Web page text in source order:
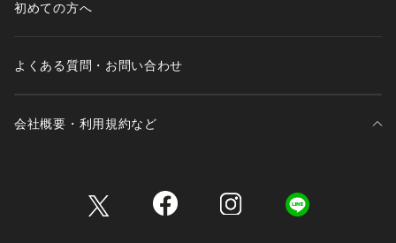
初めての方へ
よくある質問・お問い合わせ
会社概要・利用規約など